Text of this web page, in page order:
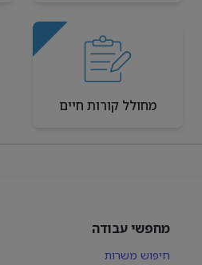
מחולל קורות חיים
מחפשי עבודה
חיפוש משרות